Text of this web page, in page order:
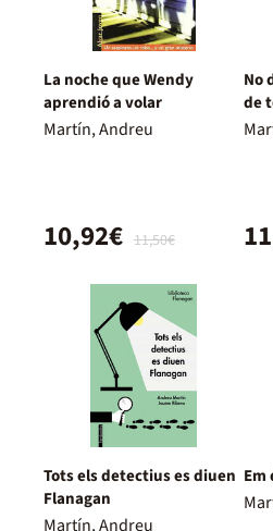
La noche que Wendy
aprendió a volar
Martín, Andreu
11,50€
10,92€
No
de
Tots els detectius es diuen
Flanagan
Martín, Andreu
Em